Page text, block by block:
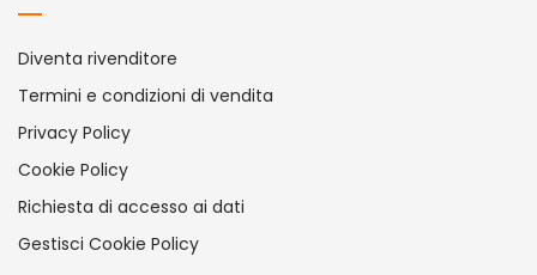
Diventa rivenditore
Termini e condizioni di vendita
Privacy Policy
Cookie Policy
Richiesta di accesso ai dati
Gestisci Cookie Policy